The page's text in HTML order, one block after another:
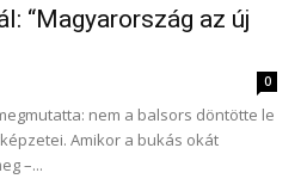
“Magyarország az új
0
nem a balsors döntötte le
Amikor a bukás okát
–...